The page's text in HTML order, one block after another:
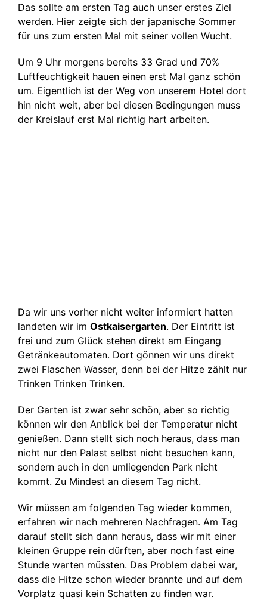
Das sollte am ersten Tag auch unser erstes Ziel
werden. Hier zeigte sich der japanische Sommer
für uns zum ersten Mal mit seiner vollen Wucht.
Um 9 Uhr morgens bereits 33 Grad und 70%
Luftfeuchtigkeit hauen einen erst Mal ganz schön
um. Eigentlich ist der Weg von unserem Hotel dort
hin nicht weit, aber bei diesen Bedingungen muss
der Kreislauf erst Mal richtig hart arbeiten.
Da wir uns vorher nicht weiter informiert hatten
landeten wir im Ostkaisergarten. Der Eintritt ist
frei und zum Glück stehen direkt am Eingang
Getränkeautomaten. Dort gönnen wir uns direkt
zwei Flaschen Wasser, denn bei der Hitze zählt nur
Trinken Trinken Trinken.
Der Garten ist zwar sehr schön, aber so richtig
können wir den Anblick bei der Temperatur nicht
genießen. Dann stellt sich noch heraus, dass man
nicht nur den Palast selbst nicht besuchen kann,
sondern auch in den umliegenden Park nicht
kommt. Zu Mindest an diesem Tag nicht.
Wir müssen am folgenden Tag wieder kommen,
erfahren wir nach mehreren Nachfragen. Am Tag
darauf stellt sich dann heraus, dass wir mit einer
kleinen Gruppe rein dürften, aber noch fast eine
Stunde warten müssten. Das Problem dabei war,
dass die Hitze schon wieder brannte und auf dem
Vorplatz quasi kein Schatten zu finden war.